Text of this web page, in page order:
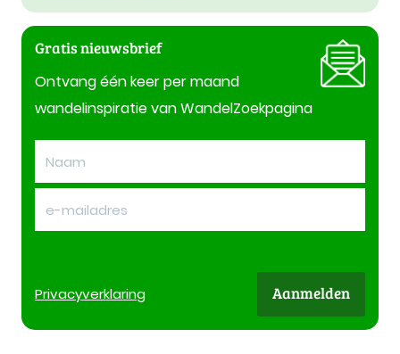
Gratis nieuwsbrief
Ontvang één keer per maand
wandelinspiratie van WandelZoekpagina
Privacyverklaring Aanmelden